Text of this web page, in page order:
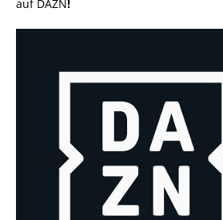
auf DAZN!